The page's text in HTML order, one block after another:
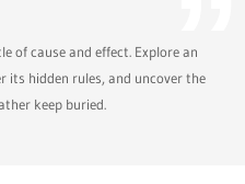
of cause and effect. Explore an
its hidden rules, and uncover the
keep buried.